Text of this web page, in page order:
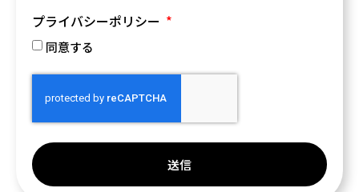
プライバシーポリシー
同意する
送信